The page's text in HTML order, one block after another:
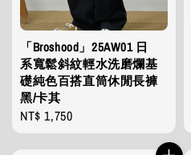
「Broshood」25AW01 日
系寬鬆斜紋輕水洗磨爛基
礎純色百搭直筒休閒長褲
黑/卡其
Regular
price
NT$ 1,750